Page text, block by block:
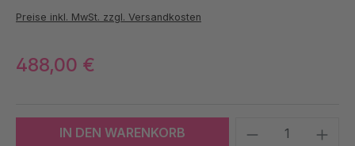
Preise inkl. MwSt. zzgl. Versandkosten
488,00 €
IN DEN WARENKORB Produkt